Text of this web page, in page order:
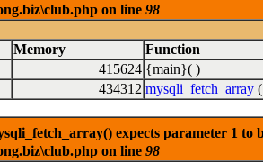
on line 98
Memory
Function
415624 {main}( )
434312 mysqli_fetch_array
expects parameter 1 to
on line 98